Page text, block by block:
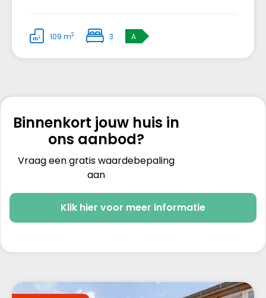
109 m2 3 A
Binnenkort jouw huis in
ons aanbod?
Vraag een gratis waardebepaling
aan
Klik hier voor meer informatie